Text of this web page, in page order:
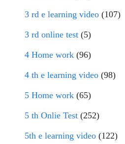
3 rd e learning video (107)
3 rd online test (5)
4 Home work (96)
4 th e learning video (98)
5 Home work (65)
5 th Onlie Test (252)
5th e learning video (122)